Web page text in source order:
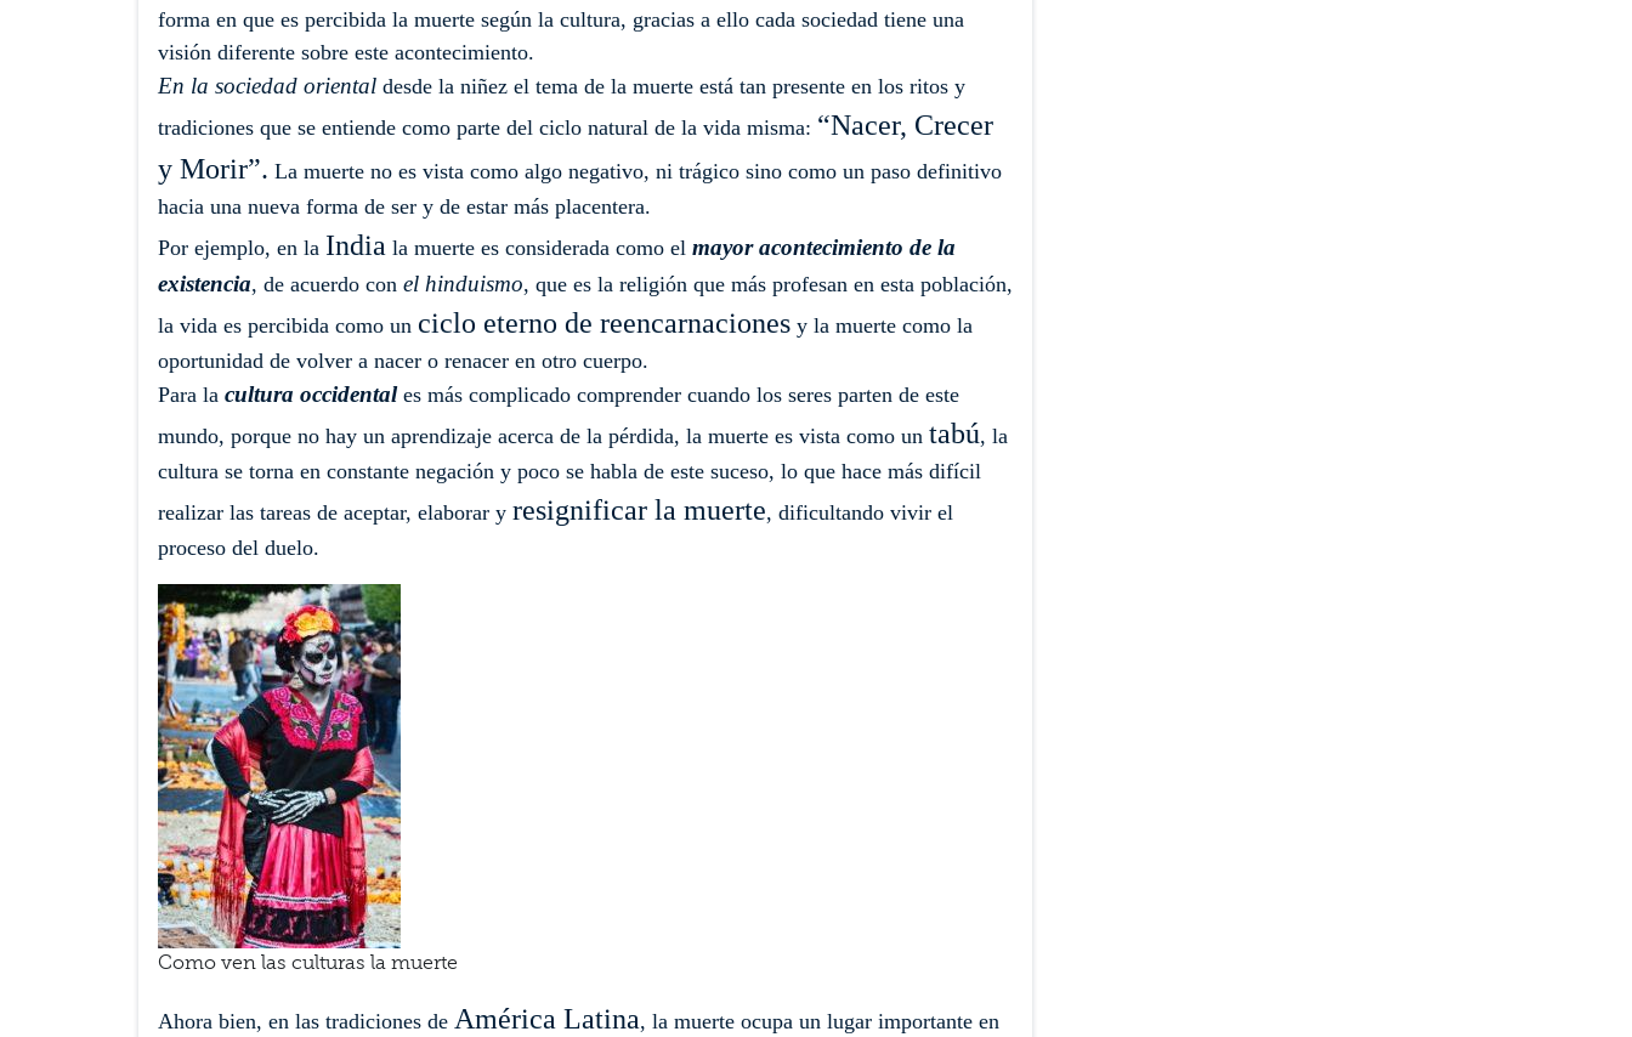
forma en que es percibida la muerte según la cultura, gracias a ello cada sociedad tiene una
visión diferente sobre este acontecimiento.
En la sociedad oriental desde la niñez el tema de la muerte está tan presente en los ritos y
tradiciones que se entiende como parte del ciclo natural de la vida misma: “Nacer, Crecer
y Morir”. La muerte no es vista como algo negativo, ni trágico sino como un paso definitivo
hacia una nueva forma de ser y de estar más placentera.
Por ejemplo, en la India la muerte es considerada como el mayor acontecimiento de la
existencia, de acuerdo con el hinduismo, que es la religión que más profesan en esta población,
la vida es percibida como un ciclo eterno de reencarnaciones y la muerte como la
oportunidad de volver a nacer o renacer en otro cuerpo.
Para la cultura occidentales más complicado comprender cuando los seres parten de este
mundo, porque no hay un aprendizaje acerca de la pérdida, la muerte es vista como un tabú, la
cultura se torna en constante negación y poco se habla de este suceso, lo que hace más difícil
realizar las tareas de aceptar, elaborar y resignificar la muerte, dificultando vivir el
proceso del duelo.
Como ven las culturas la muerte
Ahora bien, en las tradiciones de América Latina, la muerte ocupa un lugar importante en